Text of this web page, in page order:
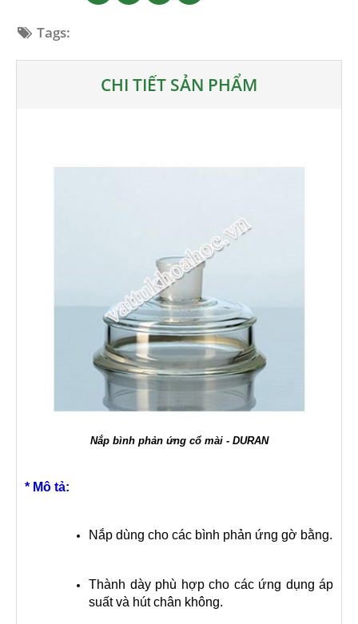
Tags:
CHI TIẾT SẢN PHẨM
Nắp bình phản ứng cổ mài - DURAN
* Mô tả:
Nắp dùng cho các bình phản ứng gờ bằng.
Thành dày phù hợp cho các ứng dụng áp
suất và hút chân không.